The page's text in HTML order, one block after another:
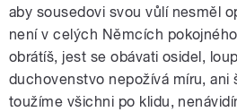
aby sousedovi svou vůlí nesměl
není v celých Němcích
obrátíš, jest se obávati osidel,
duchovenstvo nepožívá míru, ani
toužíme všichni po klidu,